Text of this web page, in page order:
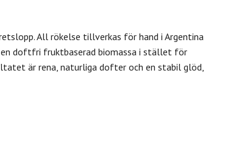
All rökelse tillverkas för hand i Argentina
en doftfri fruktbaserad biomassa i stället för
är rena, naturliga dofter och en stabil glöd,